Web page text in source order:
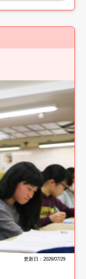
更新日：2026/07/29